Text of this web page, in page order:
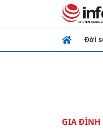
Đời
GIA ĐÌNH